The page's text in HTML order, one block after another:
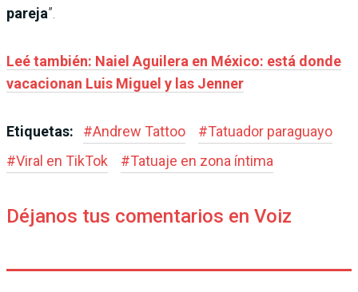
pareja”.
Leé también: Naiel Aguilera en México: está donde
vacacionan Luis Miguel y las Jenner
Etiquetas: #Andrew Tattoo #Tatuador paraguayo
#Viral en TikTok #Tatuaje en zona íntima
Déjanos tus comentarios en Voiz